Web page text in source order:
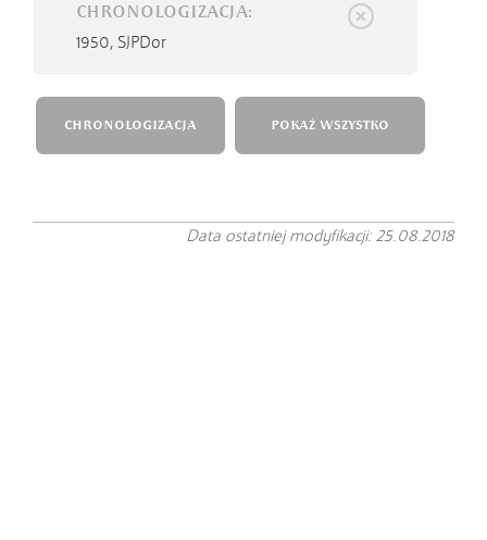
CHRONOLOGIZACJA:
1950, SJPDor
CHRONOLOGIZACJA POKAŻ WSZYSTKO
Data ostatniej modyfikacji: 25.08.2018